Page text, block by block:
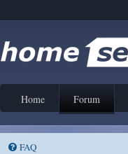
Home Forum
FAQ